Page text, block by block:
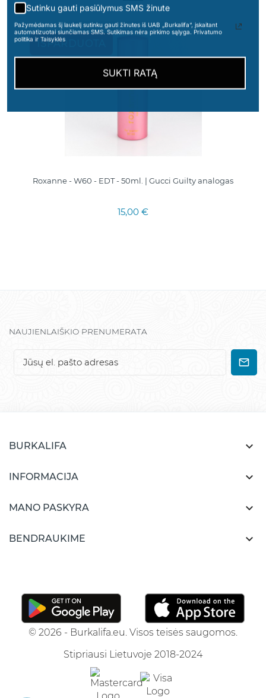
IŠPARDUOTA
Roxanne - W60 - EDT - 50ml. | Gucci Guilty analogas
15,00 €
NAUJIENLAIŠKIO PRENUMERATA
BURKALIFA 
INFORMACIJA 
MANO PASKYRA 
BENDRAUKIME 
© 2026 - Burkalifa.eu. Visos teisės saugomos.
Stipriausi Lietuvoje 2018-2024
Sutinku gauti pasiūlymus SMS žinute
Pažymėdamas šį laukelį sutinku gauti žinutes iš UAB „Burkalifa“, įskaitant
automatizuotai siunčiamas SMS. Sutikimas nėra pirkimo sąlyga. Privatumo
politika ir Taisyklės
SUKTI RATĄ